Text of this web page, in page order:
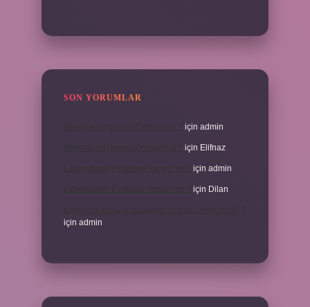
SON YORUMLAR
için admin
için Elifnaz
için admin
için Dilan
için admin